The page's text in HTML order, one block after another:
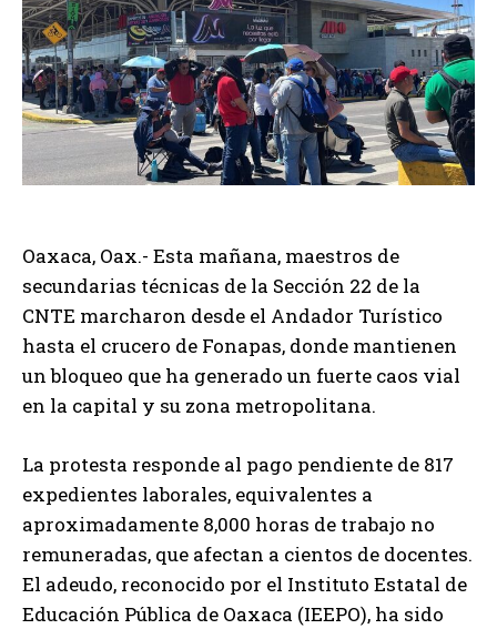
Oaxaca, Oax.- Esta mañana, maestros de
secundarias técnicas de la Sección 22 de la
CNTE marcharon desde el Andador Turístico
hasta el crucero de Fonapas, donde mantienen
un bloqueo que ha generado un fuerte caos vial
en la capital y su zona metropolitana.
La protesta responde al pago pendiente de 817
expedientes laborales, equivalentes a
aproximadamente 8,000 horas de trabajo no
remuneradas, que afectan a cientos de docentes.
El adeudo, reconocido por el Instituto Estatal de
Educación Pública de Oaxaca (IEEPO), ha sido